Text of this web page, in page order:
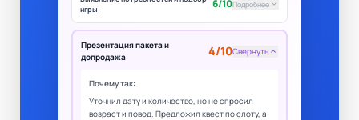
игры
6/10Подробнее keyboard_arrow_down
Презентация пакета и
допродажа
4/10Свернуть keyboard_arrow_up
Почему так:
Уточнил дату и количество, но не спросил
возраст и повод. Предложил квест по слоту, а